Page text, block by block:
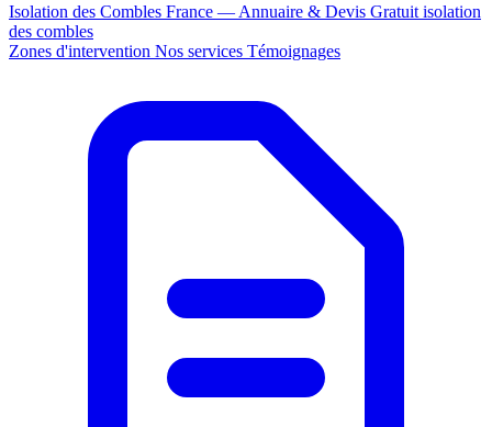
Isolation des Combles France — Annuaire & Devis Gratuit isolation
des combles
Zones d'intervention Nos services Témoignages